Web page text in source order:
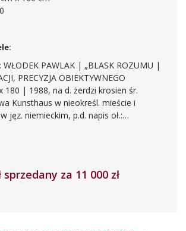
WŁODEK PAWLAK | „BLASK ROZUMU |
PRECYZJA OBIEKTYWNEGO
180 | 1988, na d. żerdzi krosien śr.
Kunsthaus w nieokreśl. mieście i
jęz. niemieckim, p.d. napis oł.:
21-28 XI 1988 (kat., il.za 11 000 zł